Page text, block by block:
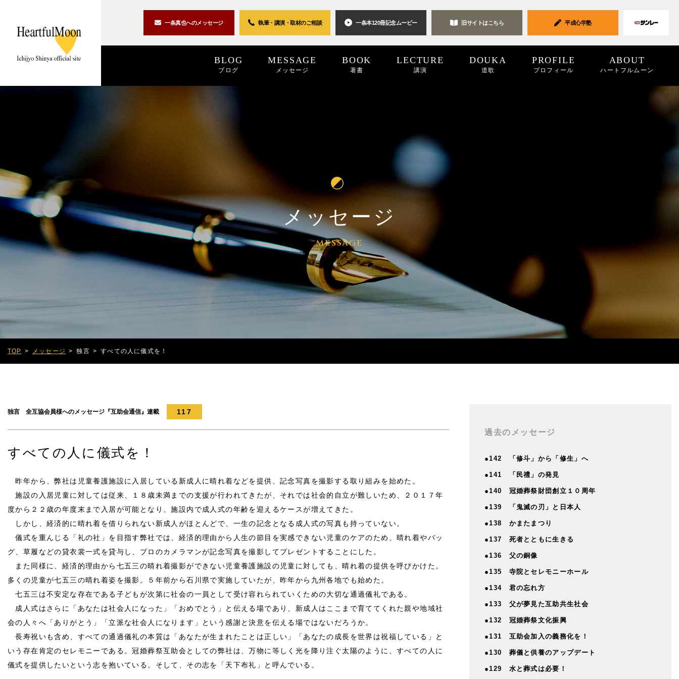
BLOG
ブログ
MESSAGE
メッセージ
BOOK
著書
LECTURE
講演
DOUKA
道歌
PROFILE
プロフィール
ABOUT
ハートフルムーン
一条真也へのメッセージ 執筆・講演・取材のご相談 一条本120冊記念ムービー 旧サイトはこちら 平成心学塾
メッセージ
message
TOP メッセージ 独言 すべての人に儀式を！
独言 全互協会員様へのメッセージ『互助会通信』連載 117
すべての人に儀式を！
昨年から、弊社は児童養護施設に入居している新成人に晴れ着などを提供、記念写真を撮影する取り組みを始めた。
施設の入居児童に対しては従来、１８歳未満までの支援が行われてきたが、それでは社会的自立が難しいため、２０１７年
度から２２歳の年度末まで入居が可能となり、施設内で成人式の年齢を迎えるケースが増えてきた。
しかし、経済的に晴れ着を借りられない新成人がほとんどで、一生の記念となる成人式の写真も持っていない。
儀式を重んじる「礼の社」を目指す弊社では、経済的理由から人生の節目を実感できない児童のケアのため、晴れ着やバッ
グ、草履などの貸衣裳一式を貸与し、プロのカメラマンが記念写真を撮影してプレゼントすることにした。
また同様に、経済的理由から七五三の晴れ着撮影ができない児童養護施設の児童に対しても、晴れ着の提供を呼びかけた。
多くの児童が七五三の晴れ着姿を撮影。５年前から石川県で実施していたが、昨年から九州各地でも始めた。
七五三は不安定な存在である子どもが次第に社会の一員として受け容れられていくための大切な通過儀礼である。
成人式はさらに「あなたは社会人になった」「おめでとう」と伝える場であり、新成人はここまで育ててくれた親や地域社
会の人々へ「ありがとう」「立派な社会人になります」という感謝と決意を伝える場ではないだろうか。
長寿祝いも含め、すべての通過儀礼の本質は「あなたが生まれたことは正しい」「あなたの成長を世界は祝福している」と
いう存在肯定のセレモニーである。冠婚葬祭互助会としての弊社は、万物に等しく光を降り注ぐ太陽のように、すべての人に
儀式を提供したいという志を抱いている。そして、その志を「天下布礼」と呼んでいる。
過去のメッセージ
●120 葬式復活から儀式再生へ
●119 沖縄復帰５０年に思う
●118 ケアと儀式の学びの言葉
●117 すべての人に儀式を！
●116 死生観の「かたち」
●115 社会を持続させる互助会
●113 心のサポーター
●112 同志のお別れの会
●111 『鬼滅の刃』に学ぶ
●110 選ばれし者たち
●109 家族葬の罪と罰
●142 「修斗」から「修生」へ
●141 「民禮」の発見
●140 冠婚葬祭財団創立１０周年
●139 「鬼滅の刃」と日本人
●138 かまたまつり
●137 死者とともに生きる
●136 父の銅像
●135 寺院とセレモニーホール
●134 君の忘れ方
●133 父が夢見た互助共生社会
●132 冠婚葬祭文化振興
●131 互助会加入の義務化を！
●130 葬儀と供養のアップデート
●129 水と葬式は必要！